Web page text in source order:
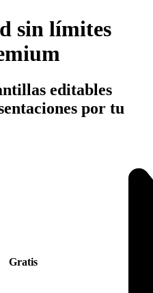
sin límites
editables
por tu
Gratis